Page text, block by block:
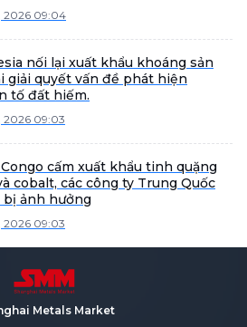
2026 09:04
nối lại xuất khẩu khoáng sản
giải quyết vấn đề phát hiện
tố đất hiếm.
2026 09:03
cấm xuất khẩu tinh quặng
cobalt, các công ty Trung Quốc
bị ảnh hưởng
2026 09:03
Metals Market